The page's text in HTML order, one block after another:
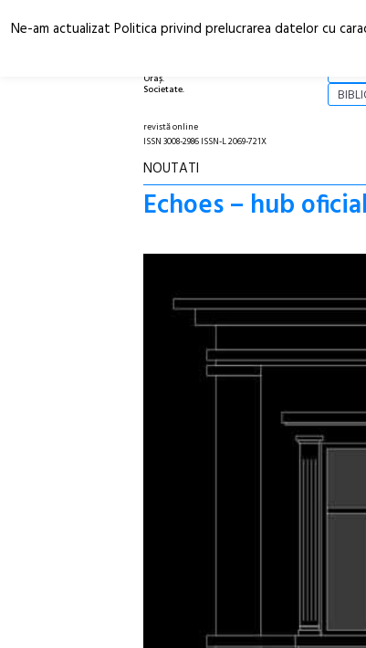
Oraș.
Societate.
revistă online
ISSN 3008-2986 ISSN-L 2069-721X
NOUTATI
Echoes – hub
Ne-am actualizat Politica privind prelucrarea datelor cu